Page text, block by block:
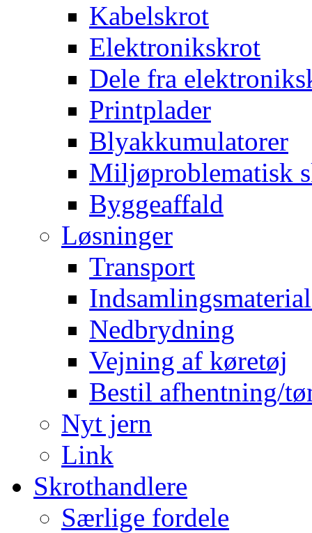
Kabelskrot
Elektronikskrot
Dele fra
Printplader
Blyakkumulatorer
Miljøproblematisk
Byggeaffald
Løsninger
Transport
Nedbrydning
Vejning af køretøj
Bestil afhentning/
Nyt jern
Link
Skrothandlere
Særlige fordele